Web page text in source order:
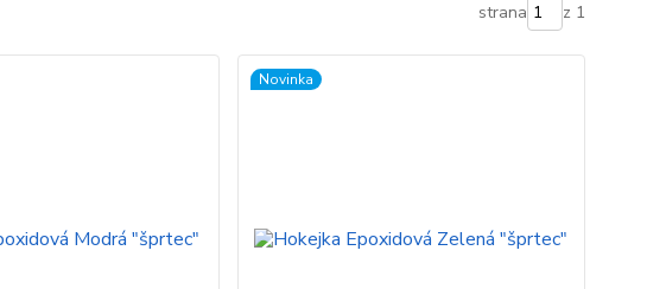
strana z 1
Novinka